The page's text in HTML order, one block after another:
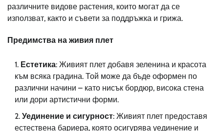
различните видове растения, които могат да се
използват, както и съвети за поддръжка и грижа.
Предимства на живия плет
Естетика: Живият плет добавя зеленина и красота
към всяка градина. Той може да бъде оформен по
различни начини – като нисък бордюр, висока стена
или дори артистични форми.
Уединение и сигурност: Живият плет предоставя
естествена бариера, която осигурява уединение и